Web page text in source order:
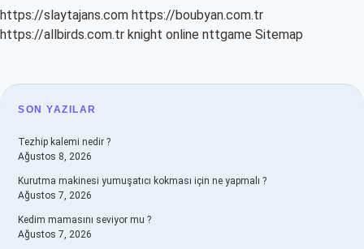
https://slaytajans.com https://boubyan.com.tr
https://allbirds.com.tr knight online nttgame Sitemap
SIDEBAR
SON YAZILAR
Tezhip kalemi nedir ?
Ağustos 8, 2026
Kurutma makinesi yumuşatıcı kokması için ne yapmalı ?
Ağustos 7, 2026
Kedim mamasını seviyor mu ?
Ağustos 7, 2026